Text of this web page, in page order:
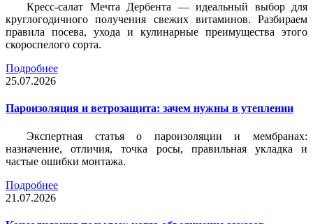
Кресс-салат Мечта Дербента — идеальный выбор для
круглогодичного получения свежих витаминов. Разбираем
правила посева, ухода и кулинарные преимущества этого
скороспелого сорта.
Подробнее
25.07.2026
Пароизоляция и ветрозащита: зачем нужны в утеплении
Экспертная статья о пароизоляции и мембранах:
назначение, отличия, точка росы, правильная укладка и
частые ошибки монтажа.
Подробнее
21.07.2026